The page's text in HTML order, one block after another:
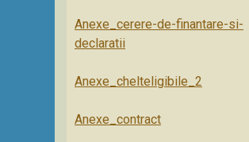
Anexe_cerere-de-finantare-si-
declaratii
Anexe_chelteligibile_2
Anexe_contract